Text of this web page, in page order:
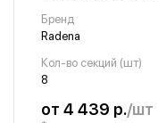
Бренд
Radena
Кол-во секций (шт)
8
от 4 439 р./шт